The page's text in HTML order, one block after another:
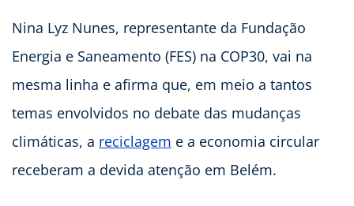
Nina Lyz Nunes, representante da Fundação
Energia e Saneamento (FES) na COP30, vai na
mesma linha e afirma que, em meio a tantos
temas envolvidos no debate das mudanças
climáticas, a reciclagem e a economia circular
receberam a devida atenção em Belém.